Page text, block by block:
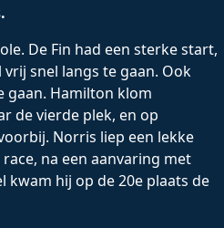
De Fin had een sterke start,
snel langs te gaan. Ook
gaan. Hamilton klom
de vierde plek, en op
Norris liep een lekke
na een aanvaring met
kwam hij op de 20e plaats de